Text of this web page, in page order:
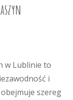
w Lublinie to
i
szereg